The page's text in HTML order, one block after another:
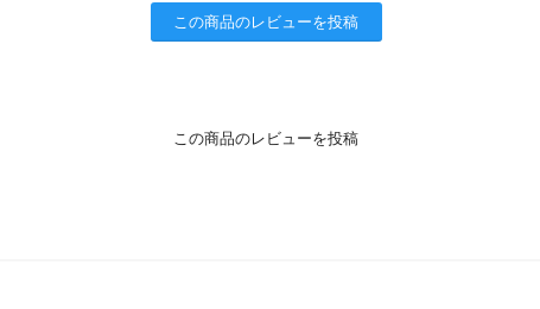
この商品のレビューを投稿
この商品のレビューを投稿